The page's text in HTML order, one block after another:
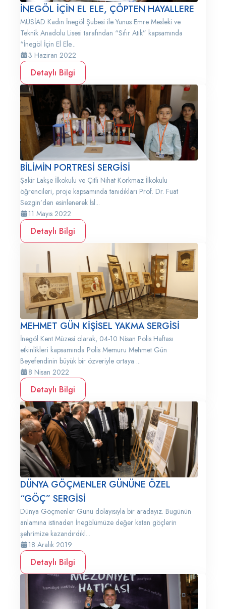
İNEGÖL İÇİN EL ELE, ÇÖPTEN HAYALLERE
MÜSİAD Kadın İnegöl Şubesi ile Yunus Emre Mesleki ve
Teknik Anadolu Lisesi tarafından “Sıfır Atık” kapsamında
“İnegöl İçin El Ele...
3 Haziran 2022
Detaylı Bilgi
BİLİMİN PORTRESİ SERGİSİ
Şakir Lakşe İlkokulu ve Çitli Nihat Korkmaz İlkokulu
öğrencileri, proje kapsamında tanıdıkları Prof. Dr. Fuat
Sezgin’den esinlenerek İsl...
11 Mayıs 2022
Detaylı Bilgi
MEHMET GÜN KİŞİSEL YAKMA SERGİSİ
İnegöl Kent Müzesi olarak, 04-10 Nisan Polis Haftası
etkinlikleri kapsamında Polis Memuru Mehmet Gün
Beyefendinin büyük bir özveriyle ortaya ...
8 Nisan 2022
Detaylı Bilgi
DÜNYA GÖÇMENLER GÜNÜNE ÖZEL
“GÖÇ” SERGİSİ
Dünya Göçmenler Günü dolayısıyla bir aradayız. Bugünün
anlamına istinaden İnegölümüze değer katan göçlerin
şehrimize kazandırdıkl...
18 Aralık 2019
Detaylı Bilgi